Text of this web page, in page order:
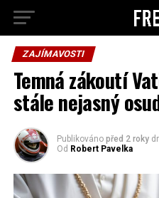
ZAJÍMAVOSTI
Temná zákoutí
stále nejasný
Publikováno před 2 roky
Od Robert Pavelka